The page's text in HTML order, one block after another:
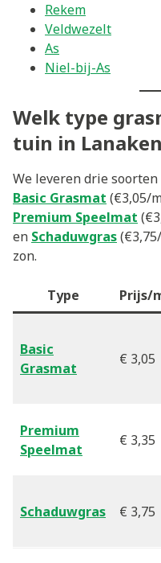
Rekem
Veldwezelt
As
Niel-bij-As
Welk type
tuin in
We leveren drie
Basic Grasmat (€3,05/
Premium Speelmat
en Schaduwgras
zon.
Type Prijs/
Basic
Grasmat
€ 3,05
Premium
Speelmat
€ 3,35
Schaduwgras € 3,75